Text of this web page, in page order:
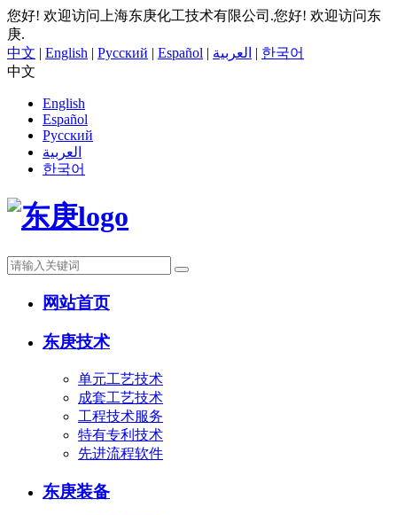
您好! 欢迎访问上海东庚化工技术有限公司.您好! 欢迎访问东
庚.
中文 | English | Русский | Español | العربية | 한국어
中文
English
Español
Русский
العربية
한국어
网站首页
东庚技术
单元工艺技术
成套工艺技术
工程技术服务
特有专利技术
先进流程软件
东庚装备